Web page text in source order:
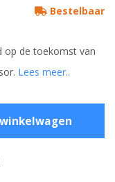
Bestelbaar
op de toekomst van
Lees meer..